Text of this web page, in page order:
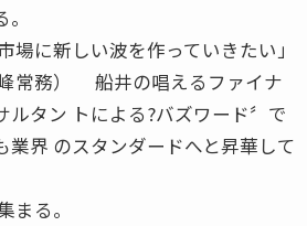
場に新しい波を作っていきたい」
峰常務） 船井の唱えるファイナ
ルタン トによる?バズワード〞で
業界 のスタンダードへと昇華して
まる。